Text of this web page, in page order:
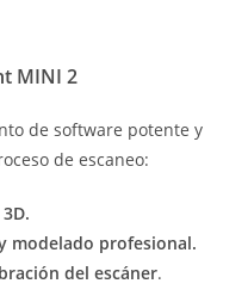
MINI 2
de software potente y
de escaneo:
modelado profesional.
del escáner.